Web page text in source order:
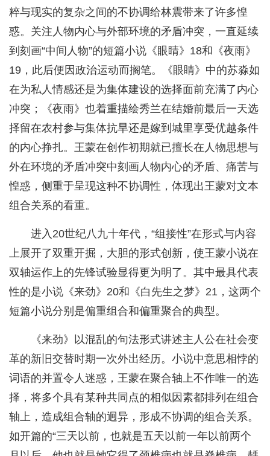
粹与现实的复杂之间的不协调给林震带来了许多惶
惑。关注人物内心与外部环境的矛盾冲突，一直延续
到刻画“中间人物”的短篇小说《眼睛》18和《夜雨》
19，此后便因政治运动而搁笔。《眼睛》中的苏淼如
在为私人情感还是为集体建设的选择面前充满了内心
冲突；《夜雨》也着重描绘秀兰在结婚前最后一天选
择留在农村参与集体抗旱还是嫁到城里享受优越条件
的内心挣扎。王蒙在创作初期就已擅长在人物思想与
外在环境的矛盾冲突中刻画人物内心的矛盾、痛苦与
惶惑，侧重于呈现这种不协调性，体现出王蒙对文本
组合关系的看重。
进入20世纪八九十年代，“组接性”在形式与内容
上展开了双重开掘，大胆的形式创新，使王蒙小说在
双轴运作上的先锋试验显得更为明了。其中最具代表
性的是小说《来劲》20和《白先生之梦》21，这两个
短篇小说分别是偏重组合和偏重聚合的典型。
《来劲》以混乱的句法形式讲述主人公在社会变
革的新旧交替时期一次外出经历。小说中意思相悖的
词语的并置令人迷惑，王蒙在聚合轴上不作唯一的选
择，将多个具有某种共同点的相似因素都排列在组合
轴上，造成组合轴的迥异，形成不协调的组合关系。
如开篇的“三天以前，也就是五天以前一年以前两个